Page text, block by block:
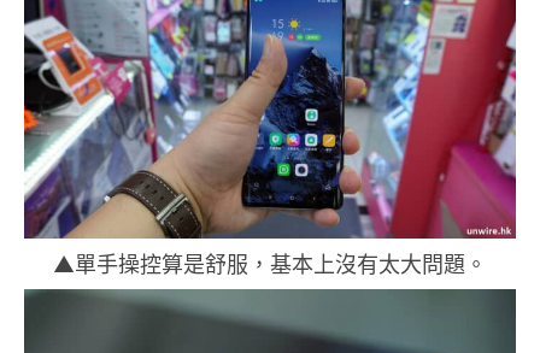
▲單手操控算是舒服，基本上沒有太大問題。